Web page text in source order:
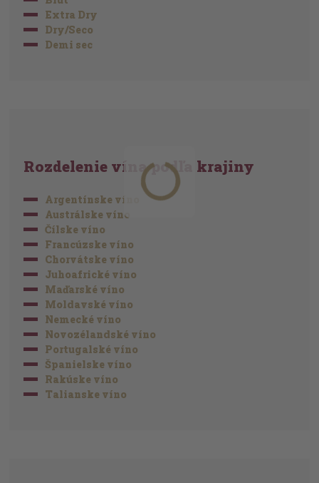
Extra Dry
Dry/Seco
Demi sec
Rozdelenie vína podľa krajiny
Argentínske víno
Austrálske víno
Čílske víno
Francúzske víno
Chorvátske víno
Juhoafrické víno
Maďarské víno
Moldavské víno
Nemecké víno
Novozélandské víno
Portugalské víno
Španielske víno
Rakúske víno
Talianske víno